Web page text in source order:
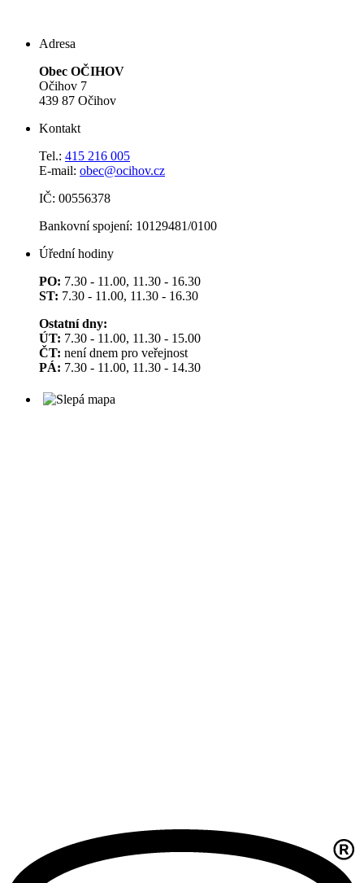
Adresa
Obec OČIHOV
Očihov 7
439 87 Očihov
Kontakt
Tel.: 415 216 005
E-mail: obec@ocihov.cz
IČ: 00556378
Bankovní spojení: 10129481/0100
Úřední hodiny
PO: 7.30 - 11.00, 11.30 - 16.30
ST: 7.30 - 11.00, 11.30 - 16.30
Ostatní dny:
ÚT: 7.30 - 11.00, 11.30 - 15.00
ČT: není dnem pro veřejnost
PÁ: 7.30 - 11.00, 11.30 - 14.30